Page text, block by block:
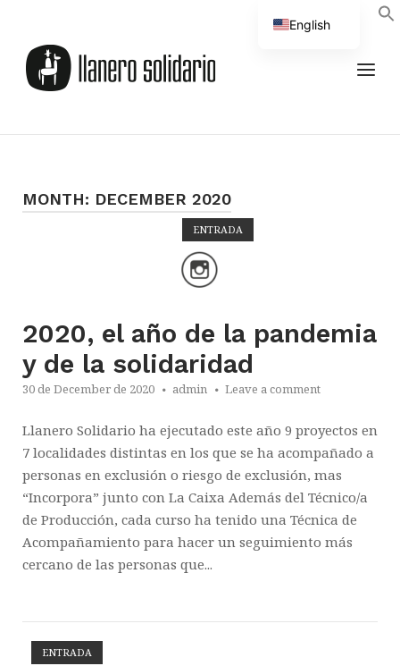
content
MONTH: DECEMBER 2020
ENTRADA
Open post
2020, el año de la pandemia
y de la solidaridad
30 de December de 2020 admin Leave a comment
Llanero Solidario ha ejecutado este año 9 proyectos en
7 localidades distintas en los que se ha acompañado a
personas en exclusión o riesgo de exclusión, mas
“Incorpora” junto con La Caixa Además del Técnico/a
de Producción, cada curso ha tenido una Técnica de
Acompañamiento para hacer un seguimiento más
cercano de las personas que...
ENTRADA
English